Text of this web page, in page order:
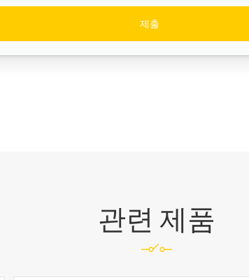
관련 제품